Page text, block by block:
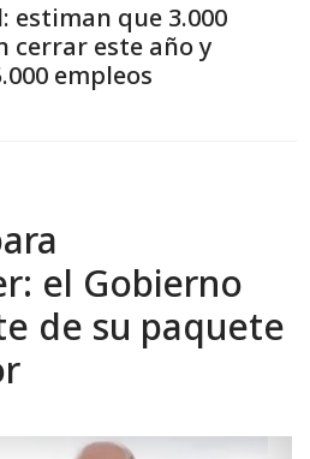
que 3.000
cerrar este año y
empleos
el Gobierno
de su paquete